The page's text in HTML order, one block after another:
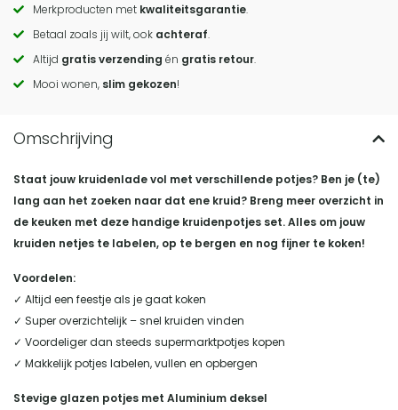
Call
to
actions
Merkproducten met kwaliteitsgarantie.
Betaal zoals jij wilt, ook achteraf.
Altijd gratis verzending én gratis retour.
Mooi wonen, slim gekozen!
Staat jouw kruidenlade vol met verschillende potjes? Ben je (te)
lang aan het zoeken naar dat ene kruid? Breng meer overzicht in
de keuken met deze handige kruidenpotjes set. Alles om jouw
kruiden netjes te labelen, op te bergen en nog fijner te koken!
Voordelen:
✓ Altijd een feestje als je gaat koken
✓ Super overzichtelijk – snel kruiden vinden
✓ Voordeliger dan steeds supermarktpotjes kopen
✓ Makkelijk potjes labelen, vullen en opbergen
Stevige glazen potjes met Aluminium deksel